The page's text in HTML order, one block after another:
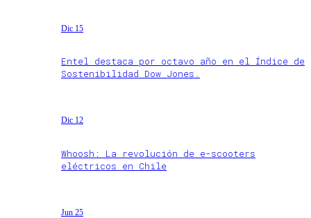
Dic 15
Entel destaca por octavo año en el Índice de
Sostenibilidad Dow Jones.
Dic 12
Whoosh: La revolución de e-scooters
eléctricos en Chile
Jun 25